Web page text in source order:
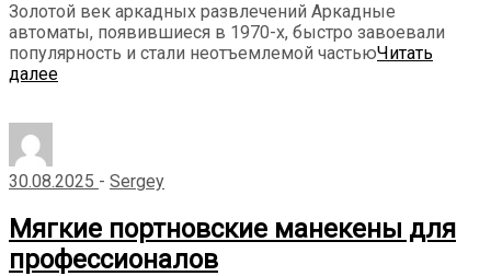
Золотой век аркадных развлечений Аркадные
автоматы, появившиеся в 1970-х, быстро завоевали
популярность и стали неотъемлемой частьюЧитать
далее
30.08.2025 - Sergey
Мягкие портновские манекены для
профессионалов